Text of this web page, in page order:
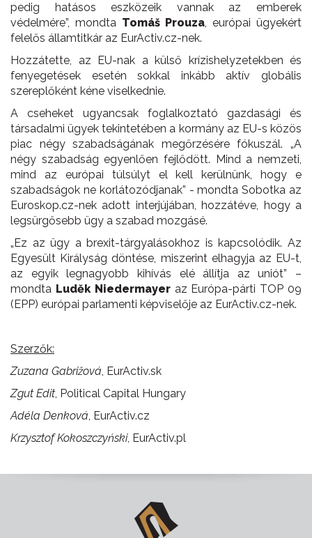
pedig hatásos eszközeik vannak az emberek
védelmére”, mondta Tomáš Prouza, európai ügyekért
felelős államtitkár az EurActiv.cz-nek.
Hozzátette, az EU-nak a külső krízishelyzetekben és
fenyegetések esetén sokkal inkább aktív globális
szereplőként kéne viselkednie.
A cseheket ugyancsak foglalkoztató gazdasági és
társadalmi ügyek tekintetében a kormány az EU-s közös
piac négy szabadságának megőrzésére fókuszál. „A
négy szabadság egyenlően fejlődött. Mind a nemzeti,
mind az európai túlsúlyt el kell kerülnünk, hogy e
szabadságok ne korlátozódjanak” - mondta Sobotka az
Euroskop.cz-nek adott interjújában, hozzátéve, hogy a
legsürgősebb ügy a szabad mozgásé.
„Ez az ügy a brexit-tárgyalásokhoz is kapcsolódik. Az
Egyesült Királyság döntése, miszerint elhagyja az EU-t,
az egyik legnagyobb kihívás elé állítja az uniót” –
mondta Luděk Niedermayeraz Európa-párti TOP 09
(EPP) európai parlamenti képviselője az EurActiv.cz-nek.
Szerzők:
Zuzana Gabrižová, EurActiv.sk
Zgut Edit, Political Capital Hungary
Adéla Denková, EurActiv.cz
Krzysztof Kokoszczyński, EurActiv.pl